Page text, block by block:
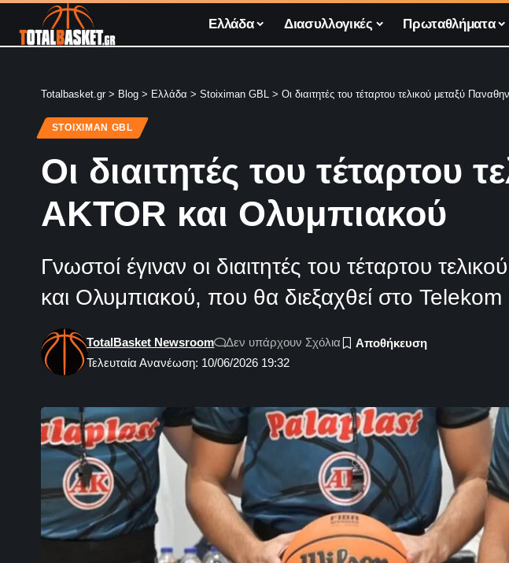
Ελλάδα Διασυλλογικές Πρωταθλήματα
Totalbasket.gr > Blog > Ελλάδα > Stoiximan GBL > Οι διαιτητές του τέταρτου τελικού μεταξύ
STOIXIMAN GBL
Οι διαιτητές του τέταρτου
AKTOR και Ολυμπιακού
Γνωστοί έγιναν οι διαιτητές του τέταρτου
και Ολυμπιακού, που θα διεξαχθεί στο
Τελευταία Ανανέωση: 10/06/2026 19:32
TotalBasket Newsroom Δεν υπάρχουν Σχόλια